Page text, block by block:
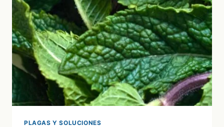
PLAGAS Y SOLUCIONES